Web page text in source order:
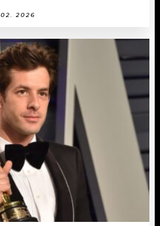
02. 2026